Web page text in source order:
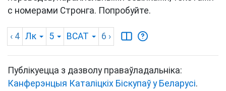
с номерами Стронга. Попробуйте.
‹ 4 Лк 5 BCAT 6 ›
Публікуецца з дазволу праваўладальніка:
Канферэнцыя Каталіцкіх Біскупаў у Беларусі.